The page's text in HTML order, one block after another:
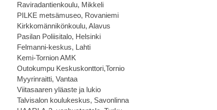
Raviradantienkoulu, Mikkeli
PILKE metsämuseo, Rovaniemi
Kirkkomännikönkoulu, Alavus
Pasilan Poliisitalo, Helsinki
Felmanni-keskus, Lahti
Kemi-Tornion AMK
Outokumpu Keskuskonttori,Tornio
Myyrinraitti, Vantaa
Viitasaaren yläaste ja lukio
Talvisalon koulukeskus, Savonlinna